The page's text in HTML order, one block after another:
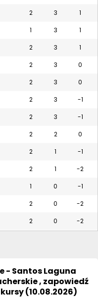
2 3 1
1 3 1
2 3 1
2 3 0
2 3 0
2 3 -1
2 3 -1
2 2 0
2 1 -1
2 1 -2
1 0 -1
2 0 -2
2 0 -2
- Santos Laguna
, zapowiedź
(10.08.2026)